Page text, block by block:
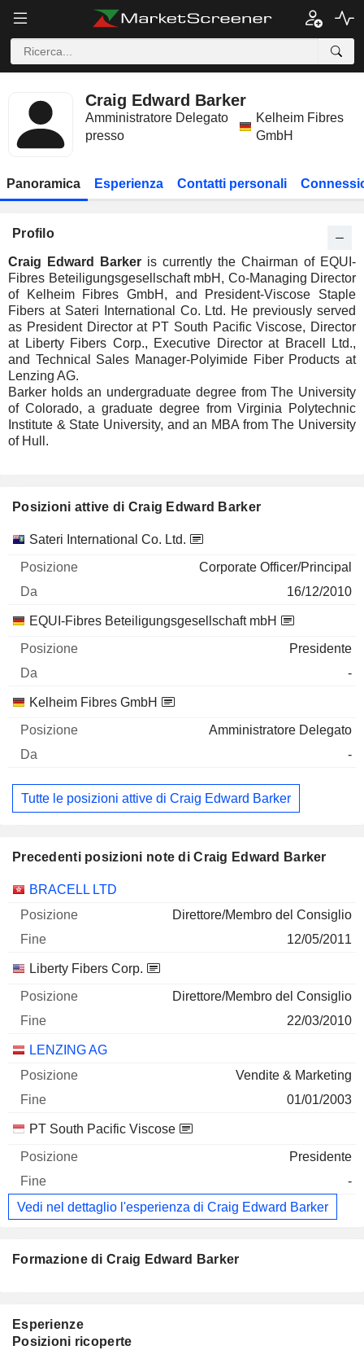
Craig Edward Barker
Amministratore Delegato
presso
Kelheim Fibres
GmbH
Panoramica Esperienza Contatti personali
Profilo
Craig Edward Barker is currently the Chairman of EQUI-
Fibres Beteiligungsgesellschaft mbH, Co-Managing Director
of Kelheim Fibres GmbH, and President-Viscose Staple
Fibers at Sateri International Co. Ltd. He previously served
as President Director at PT South Pacific Viscose, Director
at Liberty Fibers Corp., Executive Director at Bracell Ltd.,
and Technical Sales Manager-Polyimide Fiber Products at
Lenzing AG.
Barker holds an undergraduate degree from The University
of Colorado, a graduate degree from Virginia Polytechnic
Institute & State University, and an MBA from The University
of Hull.
Posizioni attive di Craig Edward Barker
Società Posizione Inizio
Sateri International Co. Ltd.
Corporate Officer/Principal
16/12/2010
EQUI-Fibres Beteiligungsgesellschaft mbH
Presidente
-
Kelheim Fibres GmbH
Amministratore Delegato
-
Tutte le posizioni attive di Craig Edward Barker
Precedenti posizioni note di Craig Edward Barker
Società Posizione
BRACELL LTD
Direttore/Membro del Consiglio
12/05/2011
Liberty Fibers Corp.
Direttore/Membro del Consiglio
22/03/2010
LENZING AG
Vendite & Marketing
01/01/2003
PT South Pacific Viscose
Presidente
-
Vedi nel dettaglio l'esperienza di Craig Edward Barker
Formazione di Craig Edward Barker
Esperienze
Posizioni ricoperte